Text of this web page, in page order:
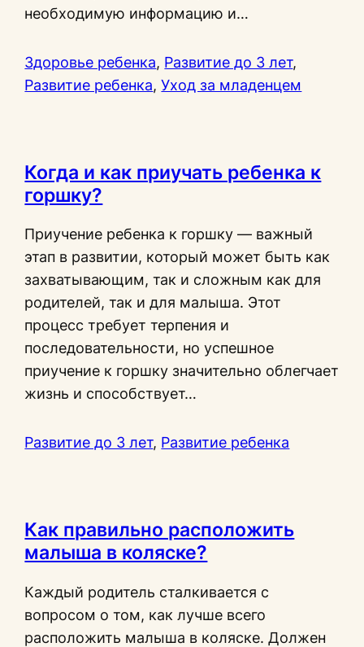
необходимую информацию и…
Здоровье ребенка, Развитие до 3 лет
Развитие ребенка, Уход за младенцем
Когда и как приучать ребенка к
горшку?
Приучение ребенка к горшку — важный
этап в развитии, который может быть как
захватывающим, так и сложным как для
родителей, так и для малыша. Этот
процесс требует терпения и
последовательности, но успешное
приучение к горшку значительно облегчает
жизнь и способствует…
Развитие до 3 лет, Развитие ребенка
Как правильно расположить
малыша в коляске?
Каждый родитель сталкивается с
вопросом о том, как лучше всего
расположить малыша в коляске. Должен